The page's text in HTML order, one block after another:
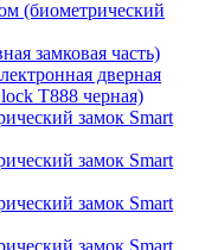
(биометрический
замковая часть)
дверная
T888 черная)
замок Smart
замок Smart
замок Smart
замок Smart